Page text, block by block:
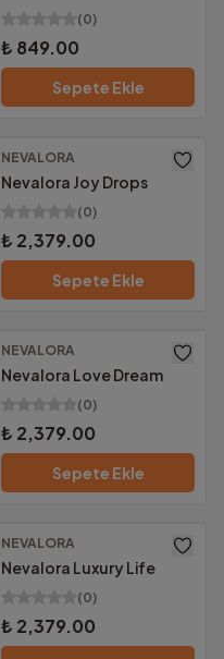
(0)
₺ 849.00
Sepete Ekle
NEVALORA
Nevalora Joy Drops
(0)
₺ 2,379.00
Sepete Ekle
NEVALORA
Nevalora Love Dream
(0)
₺ 2,379.00
Sepete Ekle
NEVALORA
Nevalora Luxury Life
(0)
₺ 2,379.00